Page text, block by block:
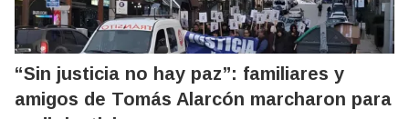
“Sin justicia no hay paz”: familiares y
amigos de Tomás Alarcón marcharon para